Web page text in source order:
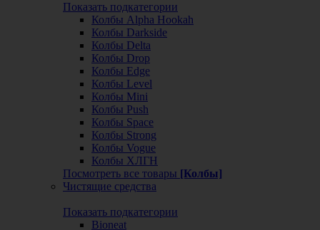
Показать подкатегории
Колбы Alpha Hookah
Колбы Darkside
Колбы Delta
Колбы Drop
Колбы Edge
Колбы Level
Колбы Mini
Колбы Push
Колбы Space
Колбы Strong
Колбы Vogue
Колбы ХЛГН
Посмотреть все товары [Колбы]
Чистящие средства
Показать подкатегории
Bioneat